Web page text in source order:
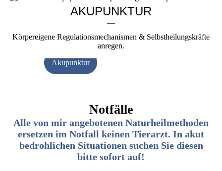
AKUPUNKTUR
—
Körpereigene Regulationsmechanismen & Selbstheilungskräfte
anregen.
Akupunktur
Notfälle
Alle von mir angebotenen Naturheilmethoden
ersetzen im Notfall keinen Tierarzt. In akut
bedrohlichen Situationen suchen Sie diesen
bitte sofort auf!